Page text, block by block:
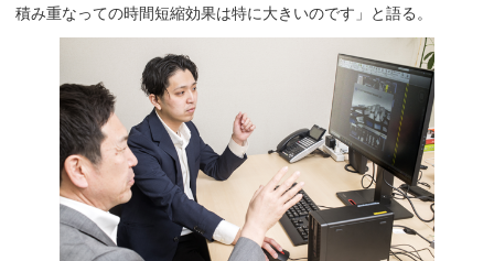
積み重なっての時間短縮効果は特に大きいのです」と語る。